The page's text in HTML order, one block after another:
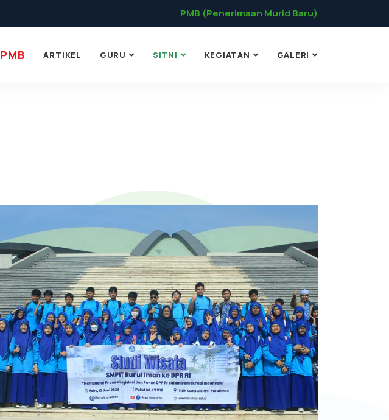
PMB (Penerimaan Murid Baru)
PMB ARTIKEL GURU SITNI KEGIATAN GALERI